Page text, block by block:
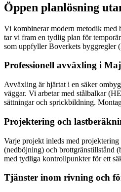
Öppen planlösning
Vi kombinerar modern metodik med
tar vi fram en tydlig plan för
som uppfyller Boverkets byggregler
Professionell avväxling i
Avväxling är hjärtat i en säker
väggar. Vi arbetar med stålbalkar
sättningar och sprickbildning.
Projektering och
Varje projekt inleds med
(nedböjning) och brottgränstillstånd
med tydliga kontrollpunkter för ett
Tjänster inom rivning och